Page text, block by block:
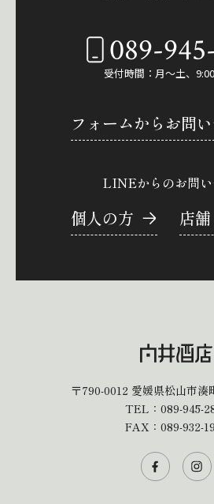
089-
受付時間：月～土、
フォームからお問
LINEからのお問
個人の方 店
〒790-0012 愛媛県松山市湊
TEL： 089-945-
FAX：089-932-